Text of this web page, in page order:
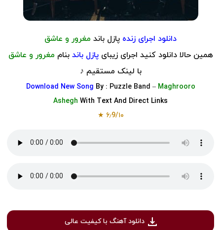
دانلود اجرای زنده پازل باند مغرور و عاشق
همین حالا دانلود کنید اجرای زیبای پازل باند بنام مغرور و عاشق
با لینک مستقیم ♪
Download New Song By : Puzzle Band –Maghrooro
Ashegh With Text And Direct Links
۶٫9/۱۰ ★
دانلود آهنگ با کیفیت عالی